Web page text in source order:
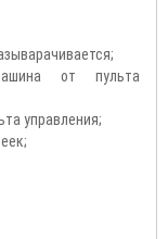
от пульта
управления;